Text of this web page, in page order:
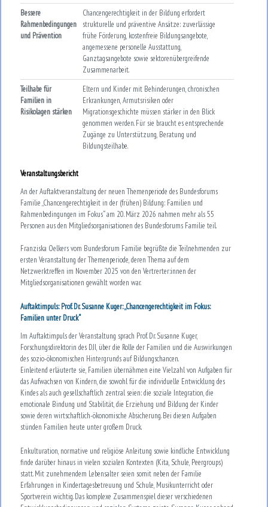
Bessere
Rahmenbedingungen
und Prävention
Chancengerechtigkeit in der Bildung erfordert
strukturelle und präventive Ansätze: zuverlässige
frühe Förderung, kostenfreie Bildungsangebote,
angemessene personelle Ausstattung,
Ganztagsangebote sowie sektorenübergreifende
Zusammenarbeit.
Teilhabe für
Familien in
Risikolagen stärken
Eltern und Kinder mit Behinderungen, chronischen
Erkrankungen, Armutsrisiken oder
Migrationsgeschichte müssen stärker in den Blick
genommen werden. Für sie braucht es entsprechende
Zugänge zu Unterstützung, Beratung und
Bildungsteilhabe.
Veranstaltungsbericht
An der Auftaktveranstaltung der neuen Themenperiode des Bundesforums
Familie „Chancengerechtigkeit in der (frühen) Bildung: Familien und
Rahmenbedingungen im Fokus“ am 20. März 2026 nahmen mehr als 55
Personen aus den Mitgliedsorganisationen des Bundesforums Familie teil.
Franziska Oelkers vom Bundesforum Familie begrüßte die Teilnehmenden zur
ersten Veranstaltung der Themenperiode, deren Thema auf dem
Netzwerktreffen im November 2025 von den Vertrerter:innen der
Mitgliedsorganisationen gewählt worden war.
Auftaktimpuls: Prof. Dr. Susanne Kuger: „Chancengerechtigkeit im Fokus:
Familien unter Druck“
Im Auftaktimpuls der Veranstaltung sprach Prof. Dr. Susanne Kuger,
Forschungsdirektorin des DJI, über die Rolle der Familien und die Auswirkungen
des sozio-ökonomischen Hintergrunds auf Bildungschancen.
Einleitend erläuterte sie, Familien übernähmen eine Vielzahl von Aufgaben für
das Aufwachsen von Kindern, die sowohl für die individuelle Entwicklung des
Kindes als auch gesellschaftlich zentral seien: die soziale Integration, die
emotionale Bindung und Stabilität, die Erziehung und Bildung der Kinder
sowie deren wirtschaftlich-ökonomische Absicherung. Bei diesen Aufgaben
stünden Familien heute unter großem Druck.
Enkulturation, normative und religiöse Anleitung sowie kindliche Entwicklung
finde darüber hinaus in vielen sozialen Kontexten (Kita, Schule, Peergroups)
statt. Mit zunehmendem Lebensalter seien somit neben der Familie
Erfahrungen in Kindertagesbetreuung und Schule, Musikunterricht oder
Sportverein wichtig. Das komplexe Zusammenspiel dieser verschiedenen